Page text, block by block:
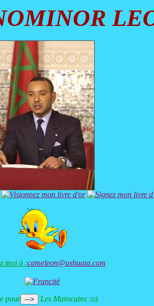
moi à :cameleon@ushuaia.com
pour Les Marocains :o)